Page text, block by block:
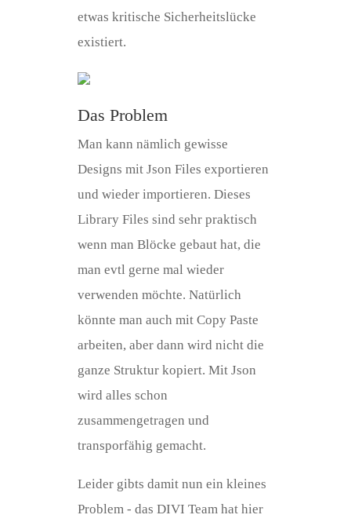
etwas kritische Sicherheitslücke
existiert.
Das Problem
Man kann nämlich gewisse
Designs mit Json Files exportieren
und wieder importieren. Dieses
Library Files sind sehr praktisch
wenn man Blöcke gebaut hat, die
man evtl gerne mal wieder
verwenden möchte. Natürlich
könnte man auch mit Copy Paste
arbeiten, aber dann wird nicht die
ganze Struktur kopiert. Mit Json
wird alles schon
zusammengetragen und
transporfähig gemacht.
Leider gibts damit nun ein kleines
Problem - das DIVI Team hat hier